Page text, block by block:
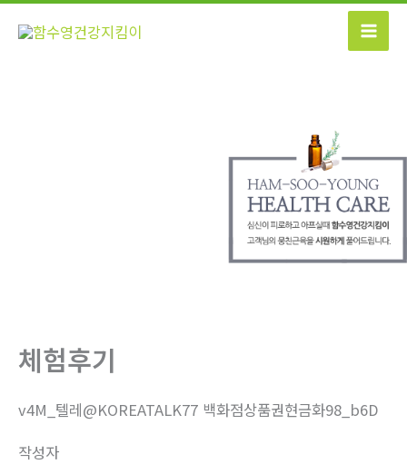
콘
체험후기
v4M_텔레@KOREATALK77 백화점상품권현금화98_b6D
작성자